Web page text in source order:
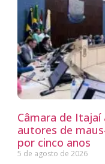
Câmara de
autores de
por cinco anos
5 de agosto de 2026